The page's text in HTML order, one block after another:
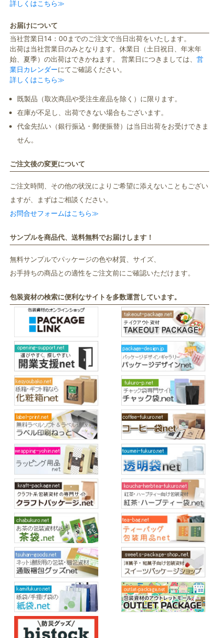
詳しくはこちら≫
お届けについて
当社営業日14：00までのご注文で当日出荷をいたします。
出荷は当社営業日のみとなります。休業日（土日祝日、年末年
始、夏季）の出荷はできかねます。 営業日につきましては、 営
業日カレンダーにてご確認ください。
詳しくはこちら≫
既製品（取次商品や受注生産品を除く）に限ります。
在庫が不足し、出荷できない場合もございます。
代金先払い（銀行振込・郵便振替）は当日出荷をお受けできま
せん。
ご注文後の変更について
ご注文時間、その他の状況によりご希望に添えないこともござい
ますが、まずはご相談ください。
お問合せフォームはこちら≫
サンプルを商品代、送料無料でお届けします！
無料サンプルでパッケージの色や材質、サイズ、
お手持ちの商品との適性をご注文前にご確認いただけます。
包装資材の検索に便利なサイトを多数運営しています。